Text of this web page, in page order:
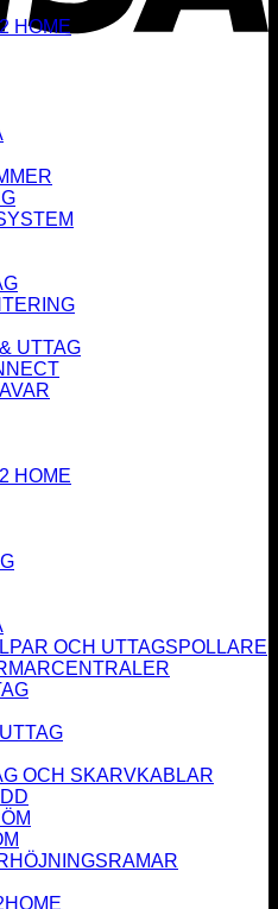
HOME
UTTAG
HOME
OCH UTTAGSPOLLARE
OCH SKARVKABLAR